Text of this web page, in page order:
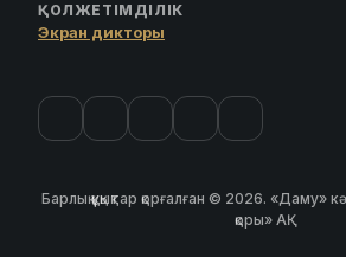
ҚОЛЖЕТІМДІЛІК
Экран дикторы
Барлық құқықтар қорғалған © 2026. «Даму»
қоры» АҚ